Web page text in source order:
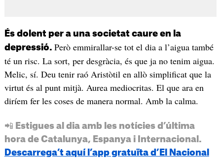
És dolent per a una societat caure en la
depressió. Però emmirallar-se tot el dia a l’aigua també
té un risc. La sort, per desgràcia, és que ja no tenim aigua.
Melic, sí. Deu tenir raó Aristòtil en allò simplificat que la
virtut és al punt mitjà. Aurea mediocritas. El que ara en
diríem fer les coses de manera normal. Amb la calma.
📲 Estigues al dia amb les notícies d’última
hora de Catalunya, Espanya i Internacional.
Descarrega’t aquí l’app gratuïta d’El Nacional